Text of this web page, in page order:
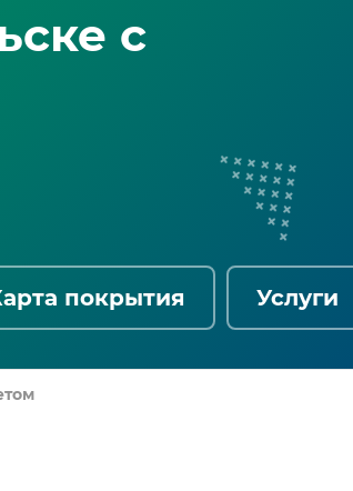
с
покрытия Услуги